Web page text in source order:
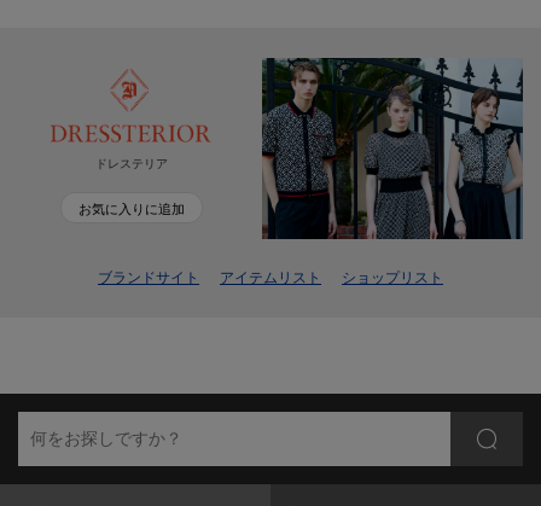
ドレステリア
お気に入りに追加
ブランドサイト アイテムリスト ショップリスト